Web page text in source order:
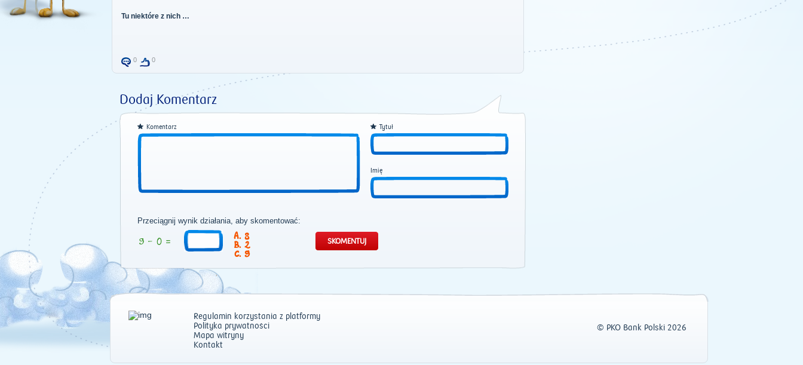
Tu niektóre z nich …
0 0
Dodaj Komentarz
Komentarz Tytuł
Imię
Przeciągnij wynik działania, aby skomentować:
8
2
9
Regulamin korzystania z platformy
Polityka prywatności
Mapa witryny
Kontakt
© PKO Bank Polski 2026